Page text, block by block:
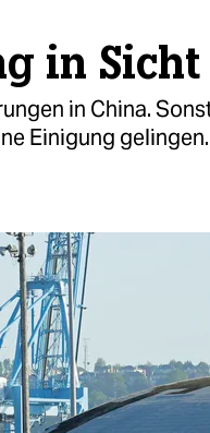
in Sicht
in China.
Einigung gelingen.